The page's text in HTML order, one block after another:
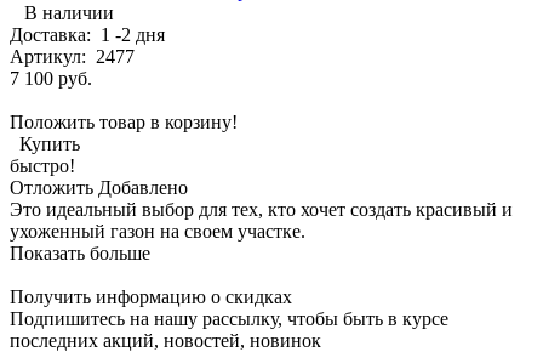
В наличии
Доставка: 1 -2 дня
Артикул: 2477
7 100 руб.
Положить товар в корзину!
Купить
быстро!
Отложить Добавлено
Это идеальный выбор для тех, кто хочет создать красивый и
ухоженный газон на своем участке.
Показать больше
Получить информацию о скидках
Подпишитесь на нашу рассылку, чтобы быть в курсе
последних акций, новостей, новинок